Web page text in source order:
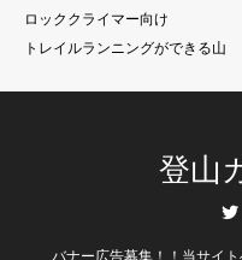
ロッククライマー向け
トレイルランニングができる山
登山
バナー広告募集！！当サイ